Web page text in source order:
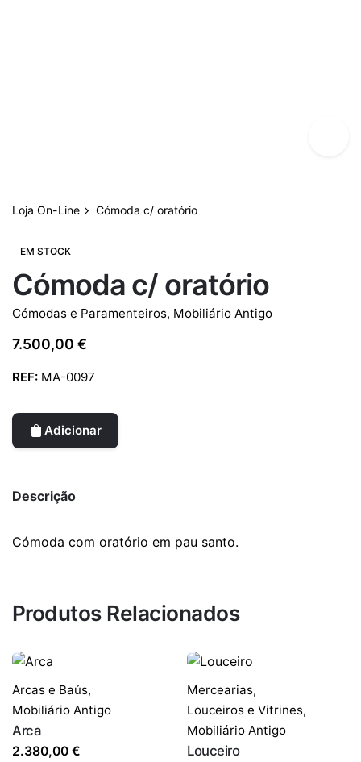
Loja On-Line Cómoda c/ oratório
EM STOCK
Cómoda c/ oratório
Cómodas e Paramenteiros, Mobiliário Antigo
7.500,00 €
REF: MA-0097
Adicionar
Descrição
Cómoda com oratório em pau santo.
Produtos Relacionados
Arcas e Baús,
Mobiliário Antigo
Arca
2.380,00 €
Mercearias,
Louceiros e Vitrines,
Mobiliário Antigo
Louceiro